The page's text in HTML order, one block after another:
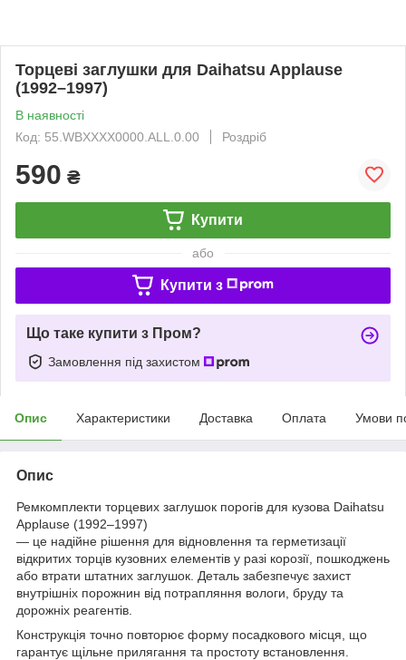
Торцеві заглушки для Daihatsu Applause
(1992–1997)
В наявності
Код: 55.WBXXXX0000.ALL.0.00
Роздріб
590 ₴
Купити
або
Купити з
Що таке купити з Пром?
Замовлення під захистом
Опис Характеристики Доставка Оплата Умови
Опис
Ремкомплекти торцевих заглушок порогів для кузова Daihatsu
Applause (1992–1997)
— це надійне рішення для відновлення та герметизації
відкритих торців кузовних елементів у разі корозії, пошкоджень
або втрати штатних заглушок. Деталь забезпечує захист
внутрішніх порожнин від потрапляння вологи, бруду та
дорожніх реагентів.
Конструкція точно повторює форму посадкового місця, що
гарантує щільне прилягання та простоту встановлення.